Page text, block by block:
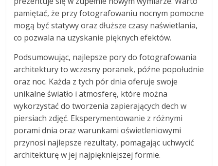
pamiętać, że przy fotografowaniu nocnym pomocne
mogą być statywy oraz dłuższe czasy naświetlania,
co pozwala na uzyskanie pięknych efektów.
Podsumowując, najlepsze pory do fotografowania
architektury to wczesny poranek, późne popołudnie
oraz noc. Każda z tych pór dnia oferuje swoje
unikalne światło i atmosferę, które można
wykorzystać do tworzenia zapierających dech w
piersiach zdjęć. Eksperymentowanie z różnymi
porami dnia oraz warunkami oświetleniowymi
przynosi najlepsze rezultaty, pomagając uchwycić
architekturę w jej najpiękniejszej formie.